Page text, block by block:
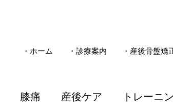
・ホーム ・診療案内 ・産後骨盤矯
膝痛 産後ケア トレーニ